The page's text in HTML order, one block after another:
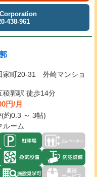
438-961
家町20-31 外崎マンショ
稜郭駅 徒歩14分
円/月
約0.3 ～ 3帖)
ルーム